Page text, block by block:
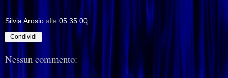
Silvia Arosio alle 05:35:00
Condividi
Nessun commento: